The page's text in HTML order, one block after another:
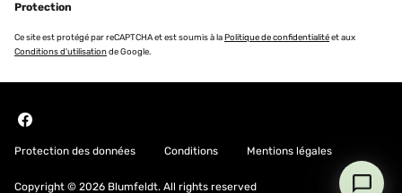
Protection
Ce site est protégé par reCAPTCHA et est soumis à laPolitique de confidentialitéet aux
Conditions d'utilisationde Google.
Protection des données Conditions Mentions légales
Copyright © 2026 Blumfeldt. All rights reserved